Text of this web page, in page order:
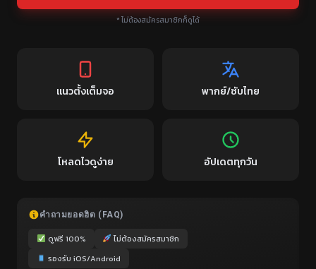
* ไม่ต้องสมัครสมาชิกก็ดูได้
แนวตั้งเต็มจอ พากย์/ซับไทย
โหลดไวดูง่าย อัปเดตทุกวัน
คำถามยอดฮิต (FAQ)
ดูฟรี 100%
ไม่ต้องสมัครสมาชิก
รองรับ iOS/Android